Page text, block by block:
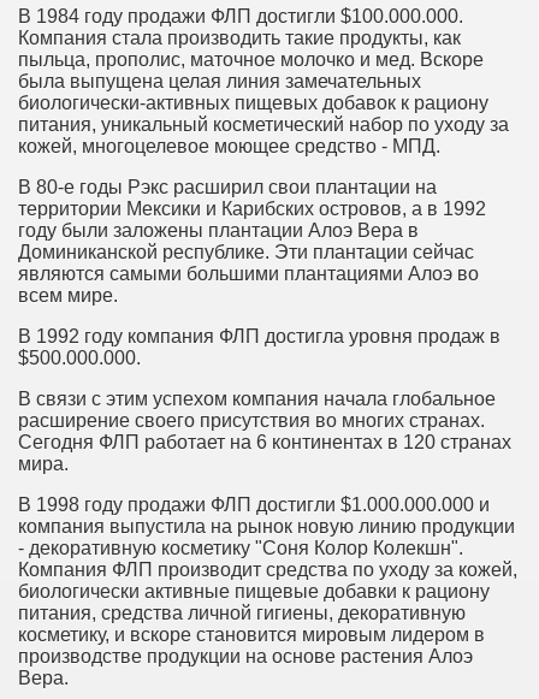
В 1984 году продажи ФЛП достигли $100.000.000.
Компания стала производить такие продукты, как
пыльца, прополис, маточное молочко и мед. Вскоре
была выпущена целая линия замечательных
биологически-активных пищевых добавок к рациону
питания, уникальный косметический набор по уходу за
кожей, многоцелевое моющее средство - МПД.
В 80-е годы Рэкс расширил свои плантации на
территории Мексики и Карибских островов, а в 1992
году были заложены плантации Алоэ Вера в
Доминиканской республике. Эти плантации сейчас
являются самыми большими плантациями Алоэ во
всем мире.
В 1992 году компания ФЛП достигла уровня продаж в
$500.000.000.
В связи с этим успехом компания начала глобальное
расширение своего присутствия во многих странах.
Сегодня ФЛП работает на 6 континентах в 120 странах
мира.
В 1998 году продажи ФЛП достигли $1.000.000.000 и
компания выпустила на рынок новую линию продукции
- декоративную косметику "Соня Колор Колекшн".
Компания ФЛП производит средства по уходу за кожей,
биологически активные пищевые добавки к рациону
питания, средства личной гигиены, декоративную
косметику, и вскоре становится мировым лидером в
производстве продукции на основе растения Алоэ
Вера.